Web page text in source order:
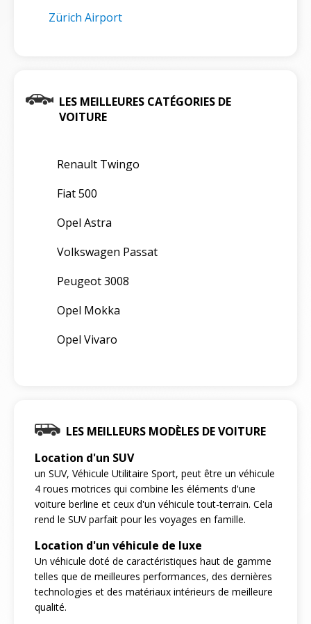
Zürich Airport
LES MEILLEURES CATÉGORIES DE
VOITURE
Renault Twingo
Fiat 500
Opel Astra
Volkswagen Passat
Peugeot 3008
Opel Mokka
Opel Vivaro
LES MEILLEURS MODÈLES DE VOITURE
Location d'un SUV
un SUV, Véhicule Utilitaire Sport, peut être un véhicule
4 roues motrices qui combine les éléments d'une
voiture berline et ceux d'un véhicule tout-terrain. Cela
rend le SUV parfait pour les voyages en famille.
Location d'un véhicule de luxe
Un véhicule doté de caractéristiques haut de gamme
telles que de meilleures performances, des dernières
technologies et des matériaux intérieurs de meilleure
qualité.